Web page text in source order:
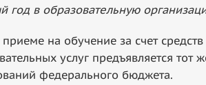
год в образовательную
на обучение за счет средств
услуг предъявляется
федерального бюджета.